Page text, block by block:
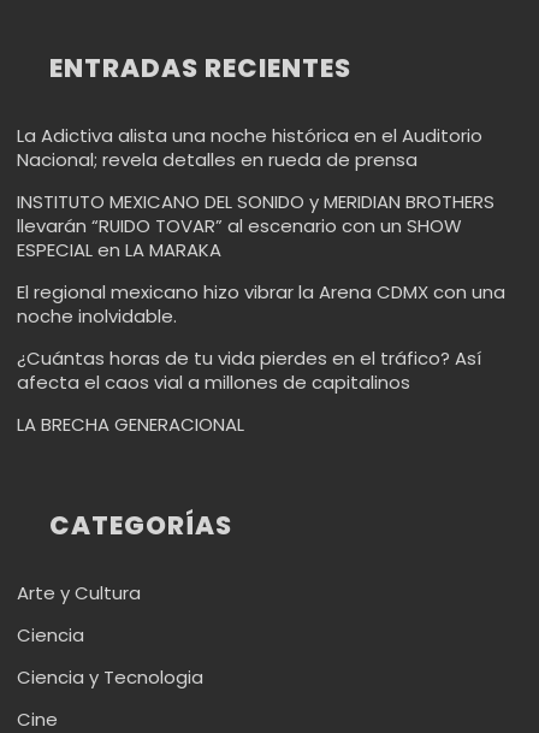
ENTRADAS RECIENTES
La Adictiva alista una noche histórica en el Auditorio
Nacional; revela detalles en rueda de prensa
INSTITUTO MEXICANO DEL SONIDO y MERIDIAN BROTHERS
llevarán “RUIDO TOVAR” al escenario con un SHOW
ESPECIAL en LA MARAKA
El regional mexicano hizo vibrar la Arena CDMX con una
noche inolvidable.
¿Cuántas horas de tu vida pierdes en el tráfico? Así
afecta el caos vial a millones de capitalinos
LA BRECHA GENERACIONAL
CATEGORÍAS
Arte y Cultura
Ciencia
Ciencia y Tecnologia
Cine